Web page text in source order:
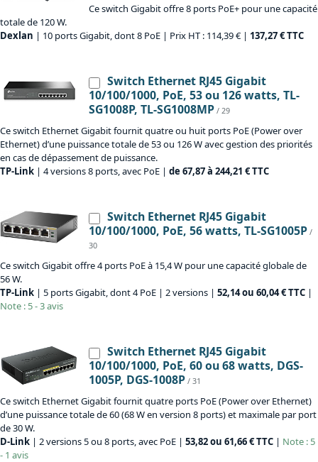
Ce switch Gigabit offre 8 ports PoE+ pour une capacité
totale de 120 W.
Dexlan | 10 ports Gigabit, dont 8 PoE | Prix HT : 114,39 € | 137,27 € TTC
Switch Ethernet RJ45 Gigabit
10/100/1000, PoE, 53 ou 126 watts, TL-
SG1008P, TL-SG1008MP / 29
Ce switch Ethernet Gigabit fournit quatre ou huit ports PoE (Power over
Ethernet) d’une puissance totale de 53 ou 126 W avec gestion des priorités
en cas de dépassement de puissance.
TP-Link | 4 versions 8 ports, avec PoE | de 67,87 à 244,21 € TTC
Switch Ethernet RJ45 Gigabit
10/100/1000, PoE, 56 watts, TL-SG1005P /
30
Ce switch Gigabit offre 4 ports PoE à 15,4 W pour une capacité globale de
56 W.
TP-Link | 5 ports Gigabit, dont 4 PoE | 2 versions | 52,14 ou 60,04 € TTC |
Note : 5 - 3 avis
Switch Ethernet RJ45 Gigabit
10/100/1000, PoE, 60 ou 68 watts, DGS-
1005P, DGS-1008P / 31
Ce switch Ethernet Gigabit fournit quatre ports PoE (Power over Ethernet)
d’une puissance totale de 60 (68 W en version 8 ports) et maximale par port
de 30 W.
D-Link | 2 versions 5 ou 8 ports, avec PoE | 53,82 ou 61,66 € TTC | Note : 5
- 1 avis